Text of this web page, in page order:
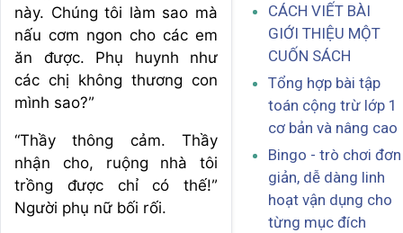
này. Chúng tôi làm sao mà
nấu cơm ngon cho các em
ăn được. Phụ huynh như
các chị không thương con
mình sao?”
“Thầy thông cảm. Thầy
nhận cho, ruộng nhà tôi
trồng được chỉ có thế!”
Người phụ nữ bối rối.
CÁCH VIẾT BÀI
GIỚI THIỆU MỘT
CUỐN SÁCH
Tổng hợp bài tập
toán cộng trừ lớp 1
cơ bản và nâng cao
Bingo - trò chơi đơn
giản, dễ dàng linh
hoạt vận dụng cho
từng mục đích